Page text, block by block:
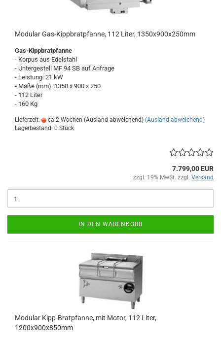
Modular Gas-Kippbratpfanne, 112 Liter, 1350x900x250mm
Gas-Kippbratpfanne
- Korpus aus Edelstahl
- Untergestell MF 94 SB auf Anfrage
- Leistung: 21 kW
- Maße (mm): 1350 x 900 x 250
- 112 Liter
- 160 Kg
Lieferzeit: ca.2 Wochen (Ausland abweichend) (Ausland abweichend)
Lagerbestand: 0 Stück
7.799,00 EUR
zzgl. 19% MwSt. zzgl. Versand
IN DEN WARENKORB
Modular Kipp-Bratpfanne, mit Motor, 112 Liter,
1200x900x850mm